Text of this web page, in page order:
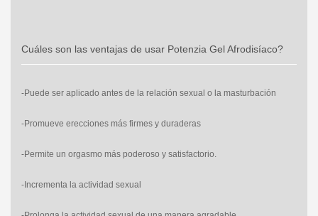
Cuáles son las ventajas de usar Potenzia Gel Afrodisíaco?
-Puede ser aplicado antes de la relación sexual o la masturbación
-Promueve erecciones más firmes y duraderas
-Permite un orgasmo más poderoso y satisfactorio.
-Incrementa la actividad sexual